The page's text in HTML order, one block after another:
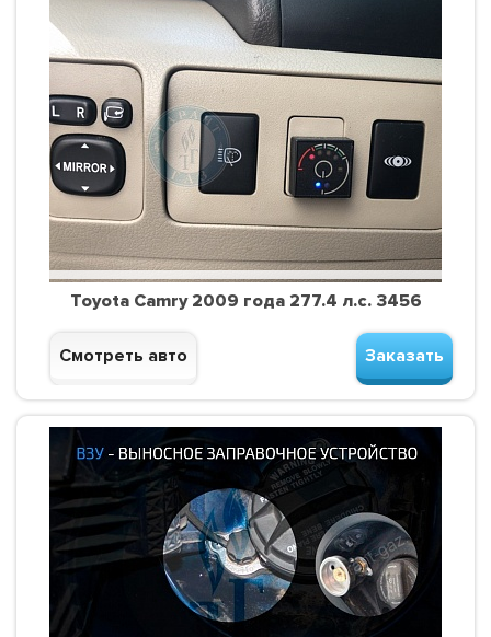
Toyota Camry 2009 года 277.4 л.с. 3456
Смотреть авто Заказать